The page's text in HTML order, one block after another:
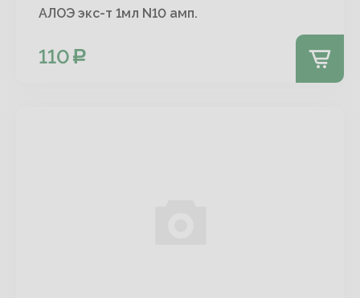
АЛОЭ экс-т 1мл N10 амп.
110